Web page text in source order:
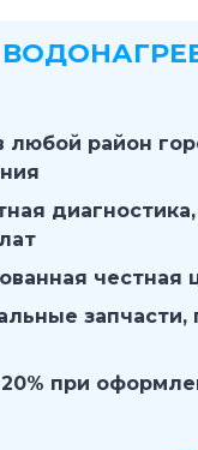
любой район
честная
запчасти,
при